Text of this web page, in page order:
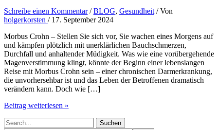
Schreibe einen Kommentar /BLOG, Gesundheit / Von
holgerkorsten / 17. September 2024
Morbus Crohn – Stellen Sie sich vor, Sie wachen eines Morgens auf
und kämpfen plötzlich mit unerklärlichen Bauchschmerzen,
Durchfall und anhaltender Müdigkeit. Was wie eine vorübergehende
Magenverstimmung klingt, könnte der Beginn einer lebenslangen
Reise mit Morbus Crohn sein – einer chronischen Darmerkrankung,
die unvorhersehbar ist und das Leben der Betroffenen dramatisch
verändern kann. Doch wie […]
Morbus
Eine
Beitrag weiterlesen »
Suchen